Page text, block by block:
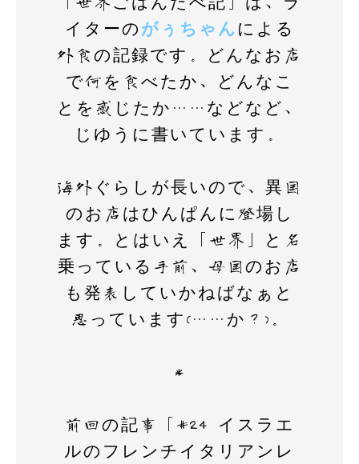
イターの がぅちゃん による
外食の記録です。どんなお店
で何を食べたか、どんなこ
とを感じたか……などなど、
じゆうに書いています。
海外ぐらしが長いので、異国
のお店はひんぱんに登場し
ます。とはいえ「世界」と名
乗っている手前、母国のお店
も発表していかねばなぁと
思っています(……か？)。
＊
前回の記事「#24 イスラエ
ルのフレンチイタリアンレ